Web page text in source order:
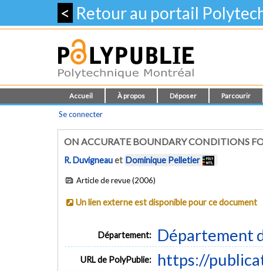
< Retour au portail
Accueil À propos Déposer Parcourir
Se connecter
ON ACCURATE BOUNDARY CONDITIONS
R. Duvigneauet Dominique Pelletier
Article de revue (2006)
Un lien externe est disponible pour ce document
Département: Département
URL de PolyPublie: https://